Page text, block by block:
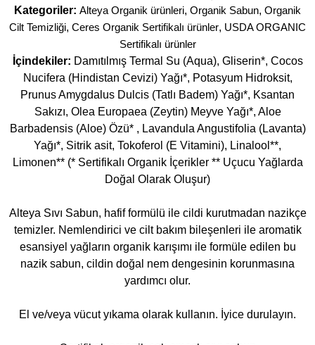
Kategoriler: Alteya Organik ürünleri, Organik Sabun, Organik
Cilt Temizliği, Ceres Organik Sertifikalı ürünler, USDA ORGANIC
Sertifikalı ürünler
İçindekiler: Damıtılmış Termal Su (Aqua), Gliserin*, Cocos
Nucifera (Hindistan Cevizi) Yağı*, Potasyum Hidroksit,
Prunus Amygdalus Dulcis (Tatlı Badem) Yağı*, Ksantan
Sakızı, Olea Europaea (Zeytin) Meyve Yağı*, Aloe
Barbadensis (Aloe) Özü* , Lavandula Angustifolia (Lavanta)
Yağı*, Sitrik asit, Tokoferol (E Vitamini), Linalool**,
Limonen** (* Sertifikalı Organik İçerikler ** Uçucu Yağlarda
Doğal Olarak Oluşur)
Alteya Sıvı Sabun, hafif formülü ile cildi kurutmadan nazikçe
temizler. Nemlendirici ve cilt bakım bileşenleri ile aromatik
esansiyel yağların organik karışımı ile formüle edilen bu
nazik sabun, cildin doğal nem dengesinin korunmasına
yardımcı olur.
El ve/veya vücut yıkama olarak kullanın. İyice durulayın.